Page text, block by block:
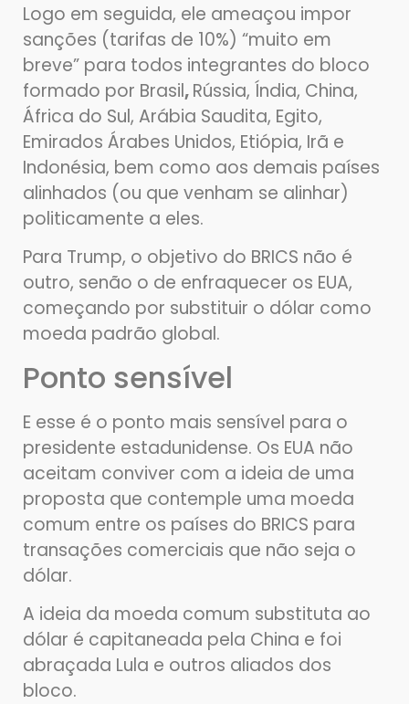
Logo em seguida, ele ameaçou impor
sanções (tarifas de 10%) “muito em
breve” para todos integrantes do bloco
formado por Brasil,Rússia, Índia, China,
África do Sul, Arábia Saudita, Egito,
Emirados Árabes Unidos, Etiópia, Irã e
Indonésia, bem como aos demais países
alinhados (ou que venham se alinhar)
politicamente a eles.
Para Trump, o objetivo do BRICS não é
outro, senão o de enfraquecer os EUA,
começando por substituir o dólar como
moeda padrão global.
Ponto sensível
E esse é o ponto mais sensível para o
presidente estadunidense. Os EUA não
aceitam conviver com a ideia de uma
proposta que contemple uma moeda
comum entre os países do BRICS para
transações comerciais que não seja o
dólar.
A ideia da moeda comum substituta ao
dólar é capitaneada pela China e foi
abraçada Lula e outros aliados dos
bloco.